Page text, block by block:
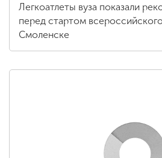
Легкоатлеты вуза показали
перед стартом
Смоленске